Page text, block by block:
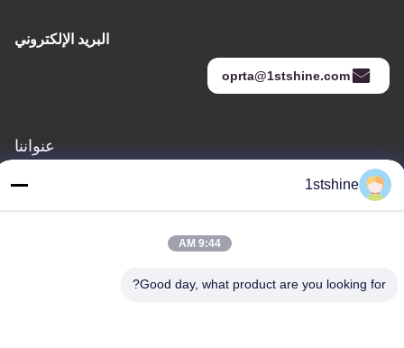
البريد الإلكتروني
oprta@1stshine.com
عنواننا
العنوان1stshine
9:44 AM
Good day, what product are you looking for?